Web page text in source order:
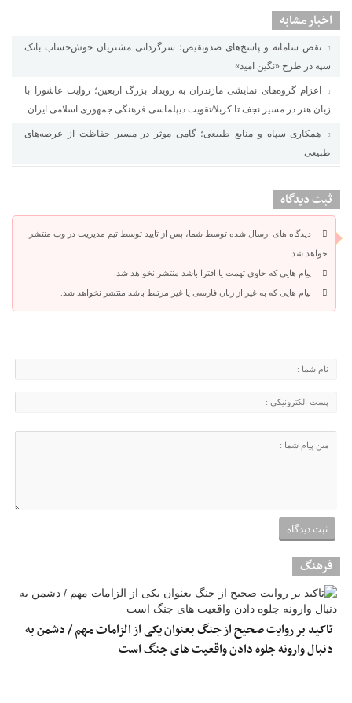
اخبار مشابه
نقص سامانه و پاسخ‌های ضدونقیض؛ سرگردانی مشتریان خوش‌حساب بانک
سپه در طرح «نگین امید»
اعزام گروه‌های نمایشی مازندران به رویداد بزرگ اربعین؛ روایت عاشورا با
زبان هنر در مسیر نجف تا کربلا/تقویت دیپلماسی فرهنگی جمهوری اسلامی ایران
همکاری سپاه و منابع طبیعی؛ گامی موثر در مسیر حفاظت از عرصه‌های
طبیعی
ثبت دیدگاه
دیدگاه های ارسال شده توسط شما، پس از تایید توسط تیم مدیریت در وب منتشر
خواهد شد.
پیام هایی که حاوی تهمت یا افترا باشد منتشر نخواهد شد.
پیام هایی که به غیر از زبان فارسی یا غیر مرتبط باشد منتشر نخواهد شد.
فرهنگ
تاکید بر روایت صحیح از جنگ بعنوان یکی از الزامات مهم / دشمن به
دنبال وارونه جلوه دادن واقعیت های جنگ است